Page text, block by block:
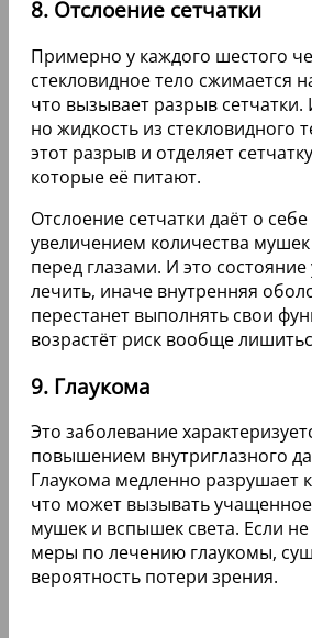
8. Отслоение сетчатки
Примерно у каждого шестого
стекловидное тело сжимается
что вызывает разрыв
но жидкость из стекловидного
этот разрыв и отделяет
которые её питают.
Отслоение сетчатки даёт о себе
увеличением количества
перед глазами. И это
лечить, иначе внутренняя
перестанет выполнять свои
возрастёт риск вообще
9. Глаукома
Это заболевание
повышением внутриглазного
Глаукома медленно разрушает
что может вызывать
мушек и вспышек света. Если
меры по лечению глаукомы,
вероятность потери зрения.